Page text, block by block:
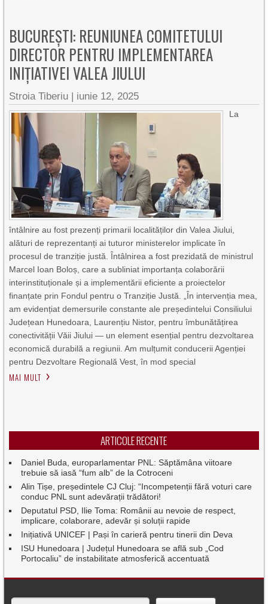
BUCUREȘTI: REUNIUNEA COMITETULUI
DIRECTOR PENTRU IMPLEMENTAREA
INIȚIATIVEI VALEA JIULUI
Stroia Tiberiu | iunie 12, 2025
La
întâlnire au fost prezenți primarii localităților din Valea Jiului,
alături de reprezentanți ai tuturor ministerelor implicate în
procesul de tranziție justă. Întâlnirea a fost prezidată de ministrul
Marcel Ioan Boloș, care a subliniat importanța colaborării
interinstituționale și a implementării eficiente a proiectelor
finanțate prin Fondul pentru o Tranziție Justă. „În intervenția mea,
am evidențiat demersurile constante ale președintelui Consiliului
Județean Hunedoara, Laurențiu Nistor, pentru îmbunătățirea
conectivității Văii Jiului — un element esențial pentru dezvoltarea
economică durabilă a regiunii. Am mulțumit conducerii Agenției
pentru Dezvoltare Regională Vest, în mod special
MAI MULT
ARTICOLE RECENTE
Daniel Buda, europarlamentar PNL: Săptămâna viitoare
trebuie să iasă “fum alb” de la Cotroceni
Alin Tișe, președintele CJ Cluj: “Incompetenții fără voturi care
conduc PNL sunt adevărații trădători!
Deputatul PSD, Ilie Toma: Românii au nevoie de respect,
implicare, colaborare, adevăr și soluții rapide
Inițiativă UNICEF | Pași în carieră pentru tinerii din Deva
ISU Hunedoara | Județul Hunedoara se află sub „Cod
Portocaliu” de instabilitate atmosferică accentuată